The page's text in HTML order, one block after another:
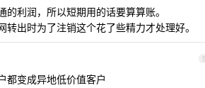
利润，所以短期用的话要算算账。
出时为了注销这个花了些精力才处理好。
5
都变成异地低价值客户